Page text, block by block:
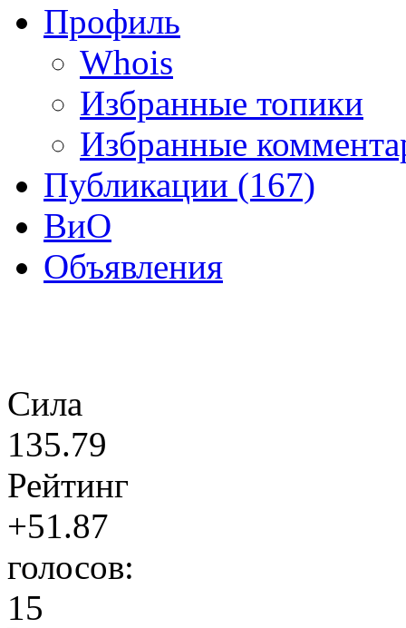
Профиль
Whois
Избранные топики
Избранные
Публикации (167)
ВиО
Объявления
Сила
135.79
Рейтинг
+51.87
голосов:
15